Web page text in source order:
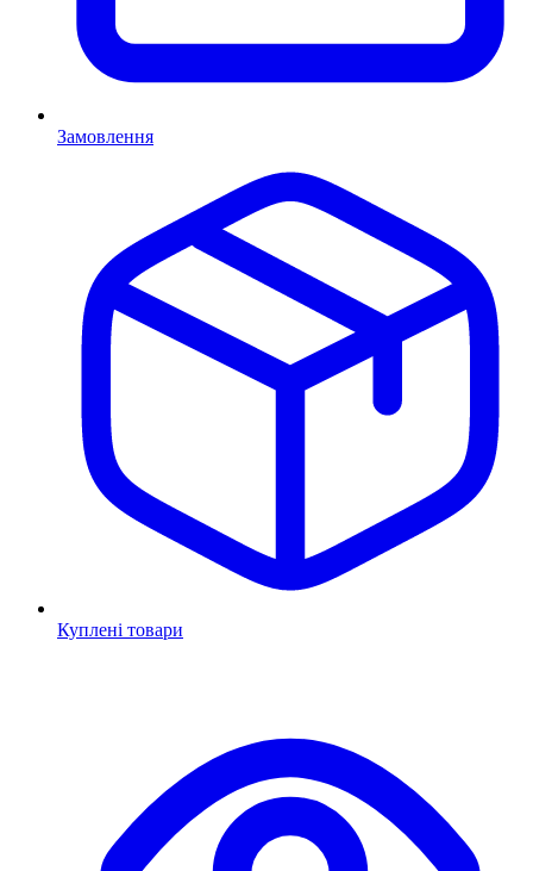
Замовлення
Куплені товари